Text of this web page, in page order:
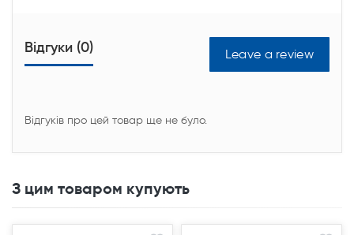
Відгуки (0) Leave a review
Відгуків про цей товар ще не було.
З цим товаром купують